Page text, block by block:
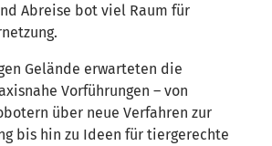
Abreise bot viel Raum für
Gelände erwarteten die
Vorführungen – von
über neue Verfahren zur
bis hin zu Ideen für tiergerechte